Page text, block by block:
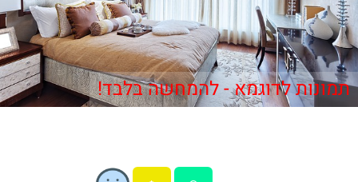
תמונות לדוגמא - להמחשה בלבד!